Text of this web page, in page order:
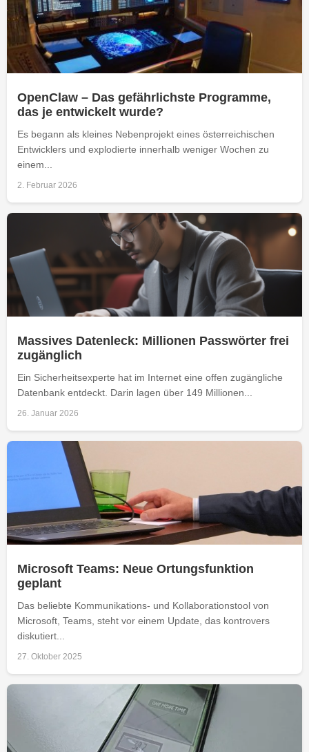
OpenClaw – Das gefährlichste Programme,
das je entwickelt wurde?
Es begann als kleines Nebenprojekt eines österreichischen
Entwicklers und explodierte innerhalb weniger Wochen zu
einem...
2. Februar 2026
Massives Datenleck: Millionen Passwörter frei
zugänglich
Ein Sicherheitsexperte hat im Internet eine offen zugängliche
Datenbank entdeckt. Darin lagen über 149 Millionen...
26. Januar 2026
Microsoft Teams: Neue Ortungsfunktion
geplant
Das beliebte Kommunikations- und Kollaborationstool von
Microsoft, Teams, steht vor einem Update, das kontrovers
diskutiert...
27. Oktober 2025